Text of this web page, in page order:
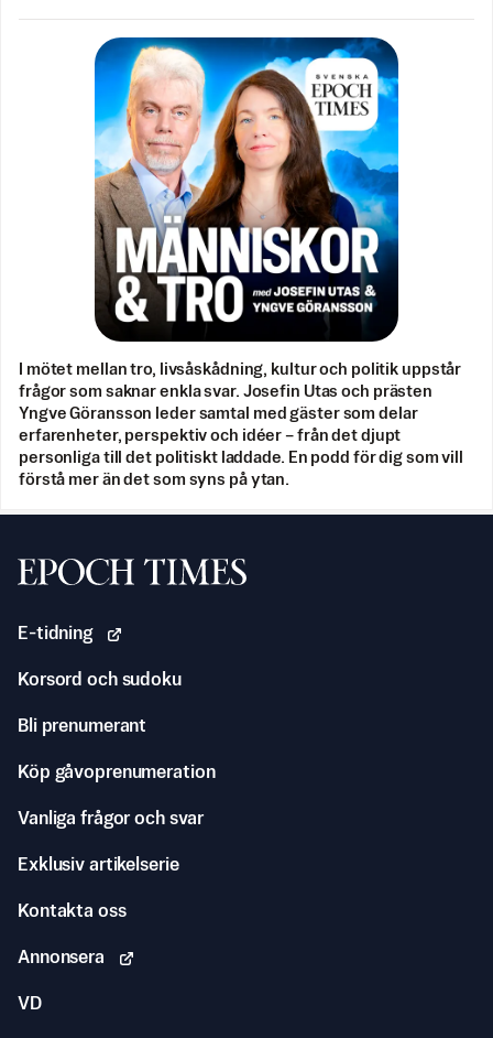
I mötet mellan tro, livsåskådning, kultur och politik uppstår
frågor som saknar enkla svar. Josefin Utas och prästen
Yngve Göransson leder samtal med gäster som delar
erfarenheter, perspektiv och idéer – från det djupt
personliga till det politiskt laddade. En podd för dig som vill
förstå mer än det som syns på ytan.
Svenska Epoch Times
E-tidning
Korsord och sudoku
Bli prenumerant
Köp gåvoprenumeration
Vanliga frågor och svar
Exklusiv artikelserie
Kontakta oss
Annonsera
VD